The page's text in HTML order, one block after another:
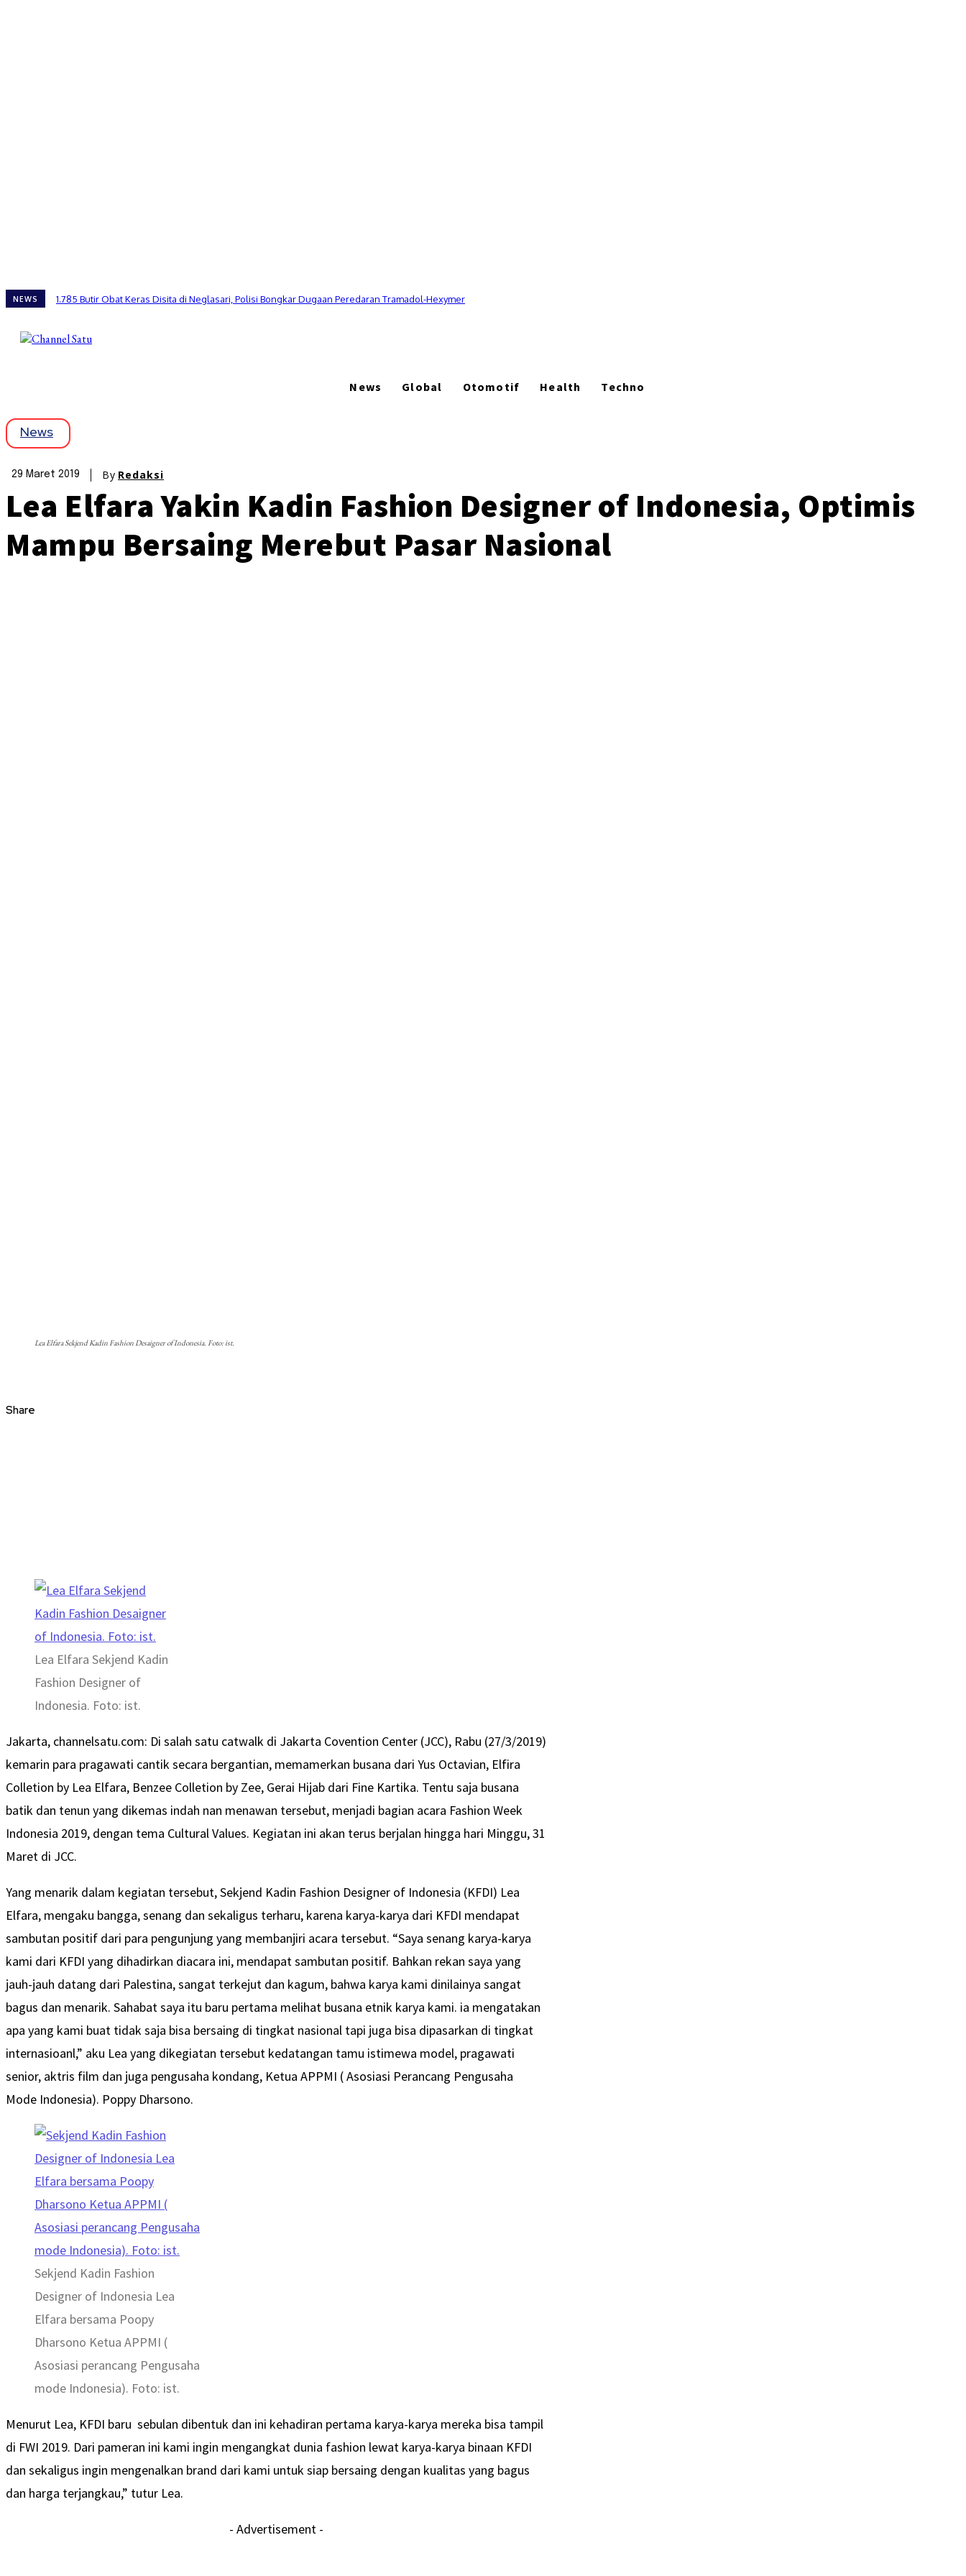
NEWS 1.785 Butir Obat Keras Disita di Neglasari, Polisi Bongkar Dugaan Peredaran Tramadol-Hexymer
News Global Otomotif Health Techno
News
29 Maret 2019 By Redaksi
Lea Elfara Yakin Kadin Fashion Designer of Indonesia, Optimis
Mampu Bersaing Merebut Pasar Nasional
Lea Elfara Sekjend Kadin Fashion Desaigner of Indonesia. Foto: ist.
Share
Lea Elfara Sekjend Kadin
Fashion Designer of
Indonesia. Foto: ist.
Jakarta, channelsatu.com: Di salah satu catwalk di Jakarta Covention Center (JCC), Rabu (27/3/2019)
kemarin para pragawati cantik secara bergantian, memamerkan busana dari Yus Octavian, Elfira
Colletion by Lea Elfara, Benzee Colletion by Zee, Gerai Hijab dari Fine Kartika. Tentu saja busana
batik dan tenun yang dikemas indah nan menawan tersebut, menjadi bagian acara Fashion Week
Indonesia 2019, dengan tema Cultural Values. Kegiatan ini akan terus berjalan hingga hari Minggu, 31
Maret di JCC.
Yang menarik dalam kegiatan tersebut, Sekjend Kadin Fashion Designer of Indonesia (KFDI) Lea
Elfara, mengaku bangga, senang dan sekaligus terharu, karena karya-karya dari KFDI mendapat
sambutan positif dari para pengunjung yang membanjiri acara tersebut. “Saya senang karya-karya
kami dari KFDI yang dihadirkan diacara ini, mendapat sambutan positif. Bahkan rekan saya yang
jauh-jauh datang dari Palestina, sangat terkejut dan kagum, bahwa karya kami dinilainya sangat
bagus dan menarik. Sahabat saya itu baru pertama melihat busana etnik karya kami. ia mengatakan
apa yang kami buat tidak saja bisa bersaing di tingkat nasional tapi juga bisa dipasarkan di tingkat
internasioanl,” aku Lea yang dikegiatan tersebut kedatangan tamu istimewa model, pragawati
senior, aktris film dan juga pengusaha kondang, Ketua APPMI ( Asosiasi Perancang Pengusaha
Mode Indonesia). Poppy Dharsono.
Sekjend Kadin Fashion
Designer of Indonesia Lea
Elfara bersama Poopy
Dharsono Ketua APPMI (
Asosiasi perancang Pengusaha
mode Indonesia). Foto: ist.
Menurut Lea, KFDI baru sebulan dibentuk dan ini kehadiran pertama karya-karya mereka bisa tampil
di FWI 2019. Dari pameran ini kami ingin mengangkat dunia fashion lewat karya-karya binaan KFDI
dan sekaligus ingin mengenalkan brand dari kami untuk siap bersaing dengan kualitas yang bagus
dan harga terjangkau,” tutur Lea.
- Advertisement -